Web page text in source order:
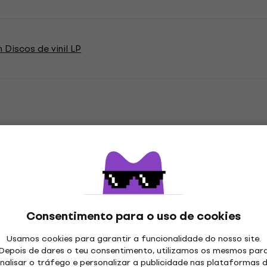
Consentimento para o uso de cookies
Usamos cookies para garantir a funcionalidade do nosso site.
de dares o teu consentimento, utilizamos os mesmos
o tráfego e personalizar a publicidade nas plataformas
Discos de vinil LP
Género